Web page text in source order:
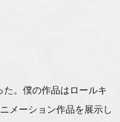
。僕の作品はロールキ
メーション作品を展示し